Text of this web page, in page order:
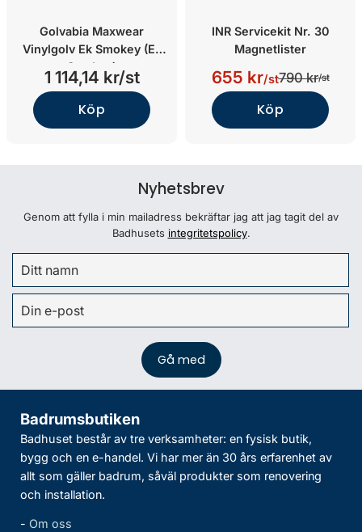
Golvabia Maxwear
Vinylgolv Ek Smokey (Ek
Smokey)
1 114,14 kr/st
Köp
INR Servicekit Nr. 30
Magnetlister
655 kr/st790 kr/st
Köp
Nyhetsbrev
Genom att fylla i min mailadress bekräftar jag att jag tagit del av
Badhusets integritetspolicy.
Badrumsbutiken
Badhuset består av tre verksamheter: en fysisk butik,
bygg och en e-handel. Vi har mer än 30 års erfarenhet av
allt som gäller badrum, såväl produkter som renovering
och installation.
- Om oss